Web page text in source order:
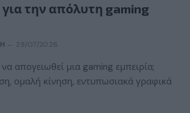
για την απόλυτη gaming
28/07/2026
να απογειωθεί μια gaming εμπειρία;
ομαλή κίνηση, εντυπωσιακά γραφικά